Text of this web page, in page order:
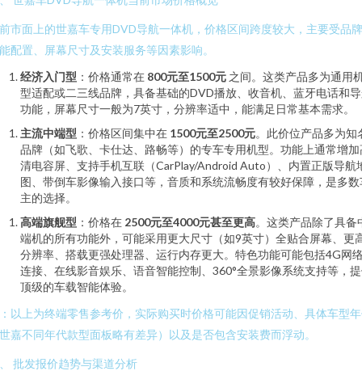
市面上的世嘉车专用DVD导航一体机，价格区间跨度较大，主要受品
配置、屏幕尺寸及安装服务等因素影响。
经济入门型 ：价格通常在 800元至1500元 之间。这类产品多为通用
型适配或二三线品牌，具备基础的DVD播放、收音机、蓝牙电话和
功能，屏幕尺寸一般为7英寸，分辨率适中，能满足日常基本需求。
主流中端型 ：价格区间集中在 1500元至2500元。此价位产品多为知
品牌（如飞歌、卡仕达、路畅等）的专车专用机型。功能上通常增加
清电容屏、支持手机互联（CarPlay/Android Auto）、内置正版导航
图、带倒车影像输入接口等，音质和系统流畅度有较好保障，是多数
主的选择。
高端旗舰型 ：价格在 2500元至4000元甚至更高。这类产品除了具备
端机的所有功能外，可能采用更大尺寸（如9英寸）全贴合屏幕、更
分辨率、搭载更强处理器、运行内存更大。特色功能可能包括4G网
连接、在线影音娱乐、语音智能控制、360°全景影像系统支持等，
顶级的车载智能体验。
：以上为终端零售参考价，实际购买时价格可能因促销活动、具体车型
嘉不同年代款型面板略有差异）以及是否包含安装费而浮动。
批发报价趋势与渠道分析